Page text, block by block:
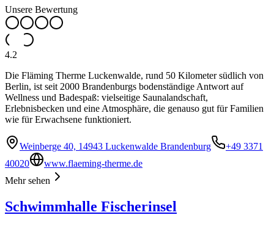
Unsere Bewertung
4.2
Die Fläming Therme Luckenwalde, rund 50 Kilometer südlich von
Berlin, ist seit 2000 Brandenburgs bodenständige Antwort auf
Wellness und Badespaß: vielseitige Saunalandschaft,
Erlebnisbecken und eine Atmosphäre, die genauso gut für Familien
wie für Erwachsene funktioniert.
Weinberge 40, 14943 Luckenwalde Brandenburg
+49 3371
40020
www.flaeming-therme.de
Mehr sehen
Schwimmhalle Fischerinsel